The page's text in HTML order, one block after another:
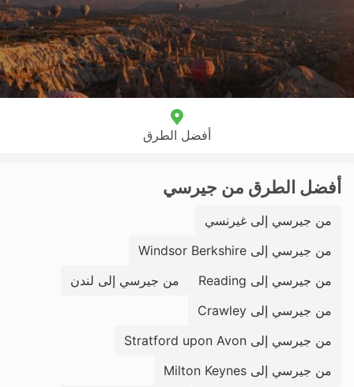
أفضل الطرق
أفضل الطرق من جيرسي
من جيرسي إلى غيرنسي
من جيرسي إلى Windsor Berkshire
من جيرسي إلى Reading
من جيرسي إلى لندن
من جيرسي إلى Crawley
من جيرسي إلى Stratford upon Avon
من جيرسي إلى Milton Keynes